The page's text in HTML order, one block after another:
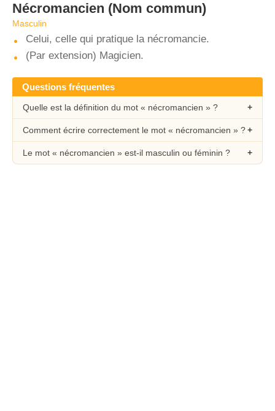
Nécromancien (Nom commun)
Masculin
Celui, celle qui pratique la nécromancie.
(Par extension) Magicien.
Questions fréquentes
Quelle est la définition du mot « nécromancien » ?
Comment écrire correctement le mot « nécromancien » ?
Le mot « nécromancien » est-il masculin ou féminin ?